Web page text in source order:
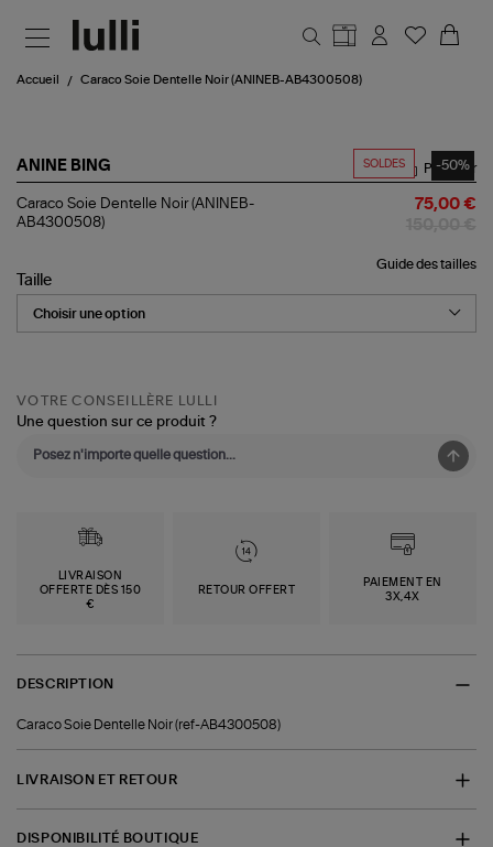
Accueil Caraco Soie Dentelle Noir (ANINEB-AB4300508)
SOLDES -50%
ANINE BING
Caraco
Soie
(ANINEB-
AB4300508)
Partager
Caraco Soie Dentelle Noir (ANINEB-
AB4300508)
75,00 €
Guide des tailles
Taille
VOTRE CONSEILLÈRE LULLI
Une question sur ce produit ?
LIVRAISON
OFFERTE DÈS 150
€
RETOUR OFFERT
PAIEMENT EN
3X,4X
DESCRIPTION
Caraco Soie Dentelle Noir (ref-AB4300508)
LIVRAISON ET RETOUR
DISPONIBILITÉ BOUTIQUE